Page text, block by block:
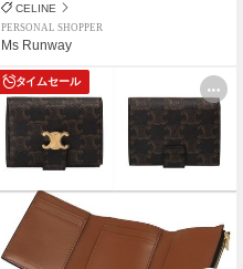
CELINE
PERSONAL SHOPPER
Ms Runway
タイムセール